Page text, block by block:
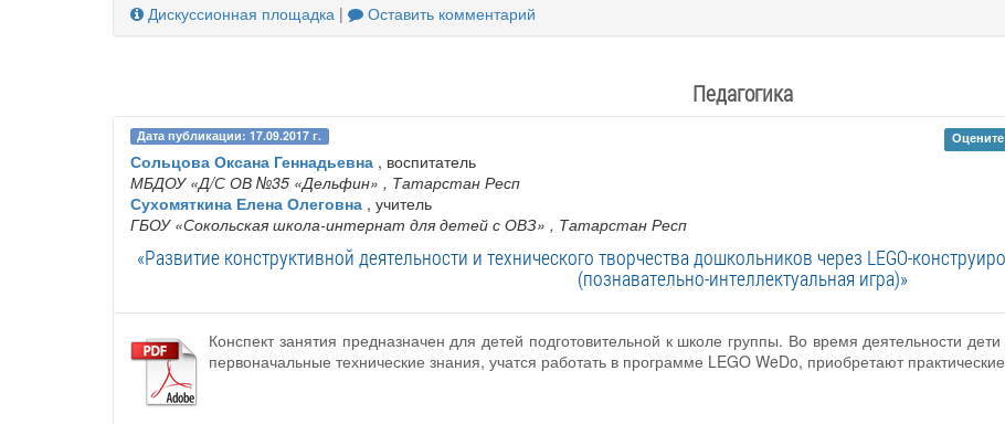
Дискуссионная площадка | Оставить комментарий
Педагогика
Дата публикации: 17.09.2017 г.
Сольцова Оксана Геннадьевна , воспитатель
МБДОУ «Д/С ОВ №35 «Дельфин» , Татарстан Респ
Сухомяткина Елена Олеговна , учитель
ГБОУ «Сокольская школа-интернат для детей с ОВЗ» , Татарстан Респ
«Развитие конструктивной деятельности и технического творчества дошкольников через LEGO-
(познавательно-интеллектуальная игра)»
Конспект занятия предназначен для детей подготовительной к школе группы. Во время деятельности
первоначальные технические знания, учатся работать в программе LEGO WeDo, приобретают